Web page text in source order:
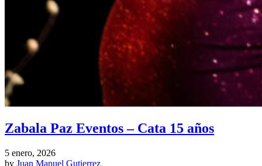
Zabala Paz Eventos – Cata 15 años
5 enero, 2026
by Juan Manuel Gutierrez